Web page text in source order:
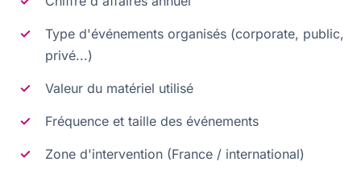
Type d'événements organisés (corporate, public,
privé...)
Valeur du matériel utilisé
Fréquence et taille des événements
Zone d'intervention (France / international)